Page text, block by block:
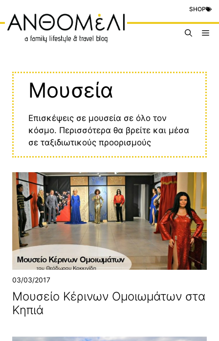
περιεχόμενο
SHOP
Μουσεία
Επισκέψεις σε μουσεία σε όλο τον
κόσμο. Περισσότερα θα βρείτε και μέσα
σε ταξιδιωτικούς προορισμούς
03/03/2017
Μουσείο Κέρινων Ομοιωμάτων στα
Κηπιά